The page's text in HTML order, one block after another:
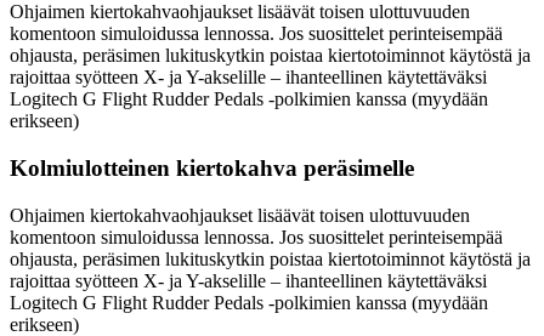
Ohjaimen kiertokahvaohjaukset lisäävät toisen ulottuvuuden
komentoon simuloidussa lennossa. Jos suosittelet perinteisempää
ohjausta, peräsimen lukituskytkin poistaa kiertotoiminnot käytöstä ja
rajoittaa syötteen X- ja Y-akselille – ihanteellinen käytettäväksi
Logitech G Flight Rudder Pedals -polkimien kanssa (myydään
erikseen)
Kolmiulotteinen kiertokahva peräsimelle
Ohjaimen kiertokahvaohjaukset lisäävät toisen ulottuvuuden
komentoon simuloidussa lennossa. Jos suosittelet perinteisempää
ohjausta, peräsimen lukituskytkin poistaa kiertotoiminnot käytöstä ja
rajoittaa syötteen X- ja Y-akselille – ihanteellinen käytettäväksi
Logitech G Flight Rudder Pedals -polkimien kanssa (myydään
erikseen)